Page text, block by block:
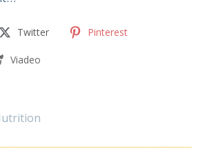
Twitter Pinterest
Viadeo